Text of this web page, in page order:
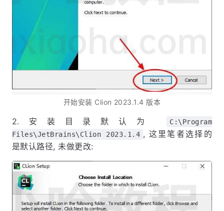
开始安装 Clion 2023.1.4 版本
2.安装目录默认为
C:\Program
Files\JetBrains\Clion 2023.1.4 , 这里笔者选择的
是默认路径, 未做更改: